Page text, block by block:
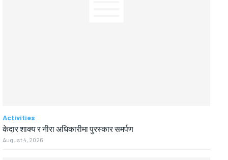
Activities
केदार शाक्य र नीरा अधिकारीमा पुरस्कार समर्पण
August 4, 2026